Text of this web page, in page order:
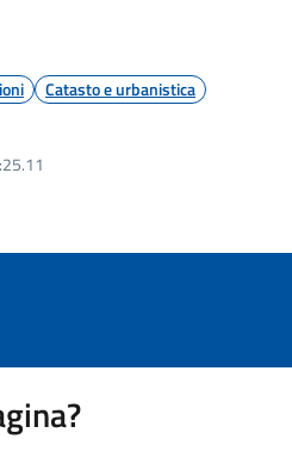
Catasto e urbanistica